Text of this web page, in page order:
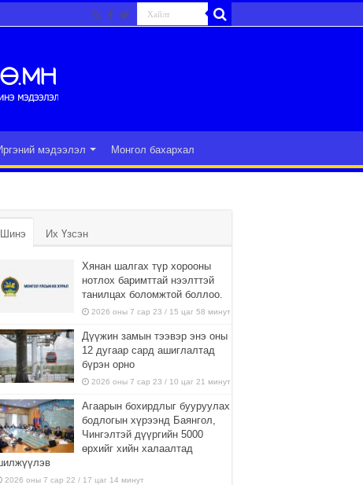
мэдээлэл Монгол бахархал
Шинэ Их Үзсэн
Хянан шалгах түр хорооны
нотлох баримттай нээлттэй
танилцах боломжтой боллоо.
2026 оны 7 сар 23 / 15 цаг 58 минут
Дүүжин замын тээвэр энэ оны
12 дугаар сард ашиглалтад
бүрэн орно
2026 оны 7 сар 23 / 10 цаг 21 минут
Агаарын бохирдлыг бууруулах
бодлогын хүрээнд Баянгол,
Чингэлтэй дүүргийн 5000
өрхийг хийн халаалтад
2026 оны 7 сар 22 / 17 цаг 14 минут